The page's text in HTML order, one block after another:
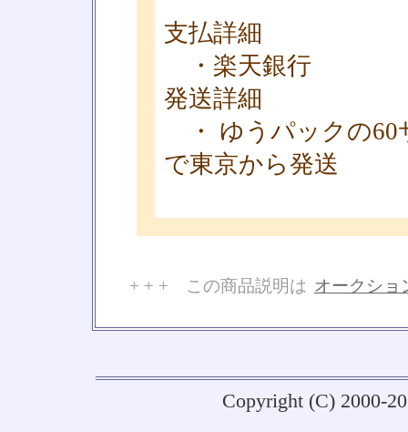
支払詳細
・楽天銀行
発送詳細
・ ゆうパックの60
で東京から発送
+ + + この商品説明は オークショ
Copyright (C) 2000-